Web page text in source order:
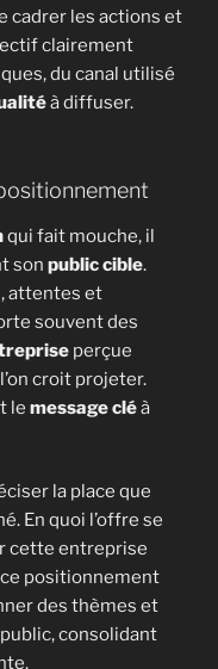
cadrer les actions et
clairement
du canal utilisé
à diffuser.
qui fait mouche, il
son public cible.
attentes et
souvent des
perçue
croit projeter.
le message cléà
la place que
En quoi l’offre se
cette entreprise
positionnement
des thèmes et
consolidant